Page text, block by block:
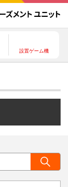
設置ゲーム機